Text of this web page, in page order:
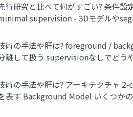
行研究と比べて何がすごい? 条件
supervision - 3Dモデルや
術の手法や肝は? foreground /
離して扱う supervisionなしでどう
術の手法や肝は? アーキテクチャ
表す Background Model いくつか